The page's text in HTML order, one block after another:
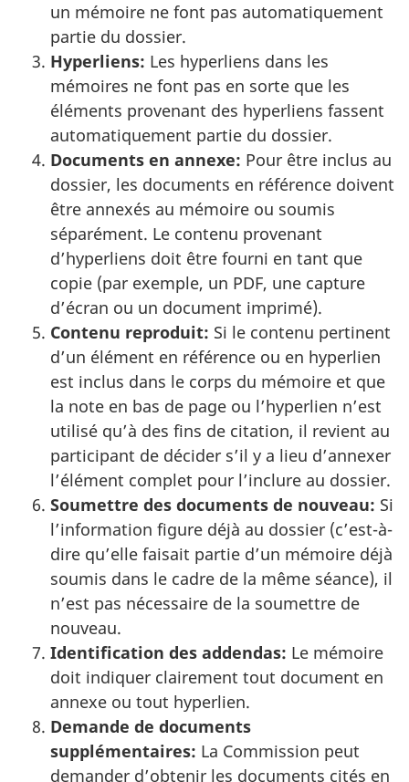
un mémoire ne font pas automatiquement
partie du dossier.
Hyperliens: Les hyperliens dans les
mémoires ne font pas en sorte que les
éléments provenant des hyperliens fassent
automatiquement partie du dossier.
Documents en annexe: Pour être inclus au
dossier, les documents en référence doivent
être annexés au mémoire ou soumis
séparément. Le contenu provenant
d’hyperliens doit être fourni en tant que
copie (par exemple, un PDF, une capture
d’écran ou un document imprimé).
Contenu reproduit: Si le contenu pertinent
d’un élément en référence ou en hyperlien
est inclus dans le corps du mémoire et que
la note en bas de page ou l’hyperlien n’est
utilisé qu’à des fins de citation, il revient au
participant de décider s’il y a lieu d’annexer
l’élément complet pour l’inclure au dossier.
Soumettre des documents de nouveau: Si
l’information figure déjà au dossier (c’est-à-
dire qu’elle faisait partie d’un mémoire déjà
soumis dans le cadre de la même séance), il
n’est pas nécessaire de la soumettre de
nouveau.
Identification des addendas: Le mémoire
doit indiquer clairement tout document en
annexe ou tout hyperlien.
Demande de documents
supplémentaires: La Commission peut
demander d’obtenir les documents cités en